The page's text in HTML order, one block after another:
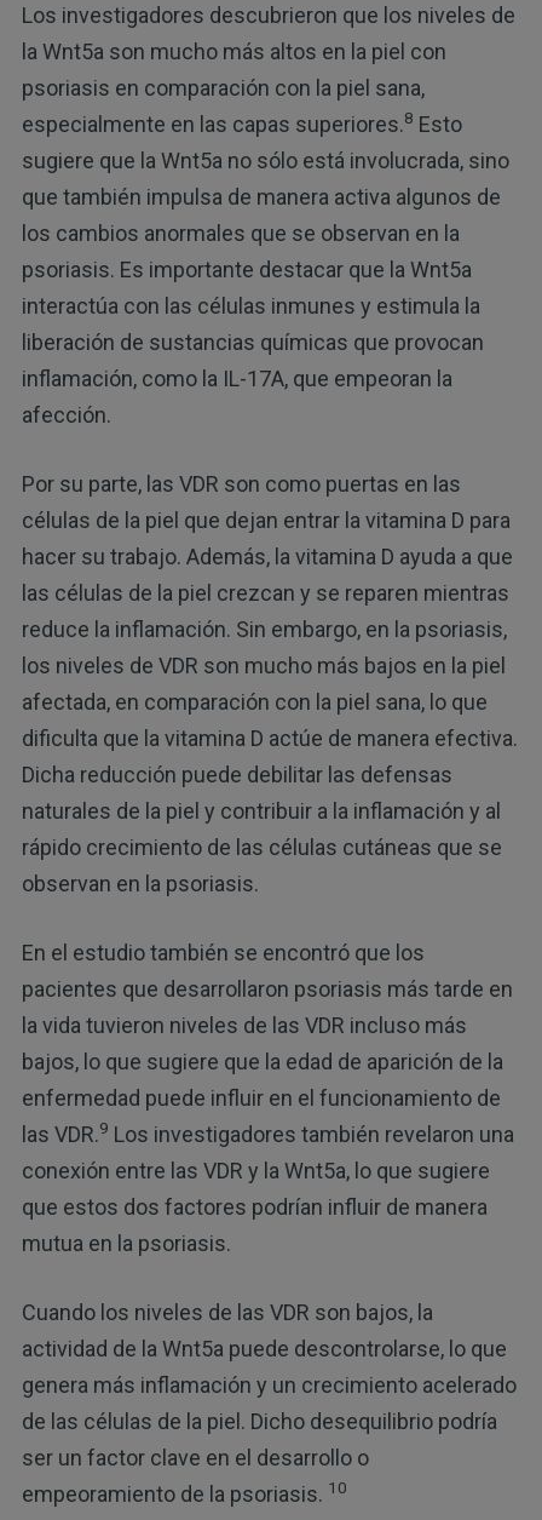
Los investigadores descubrieron que los niveles de
la Wnt5a son mucho más altos en la piel con
psoriasis en comparación con la piel sana,
especialmente en las capas superiores.8 Esto
sugiere que la Wnt5a no sólo está involucrada, sino
que también impulsa de manera activa algunos de
los cambios anormales que se observan en la
psoriasis. Es importante destacar que la Wnt5a
interactúa con las células inmunes y estimula la
liberación de sustancias químicas que provocan
inflamación, como la IL-17A, que empeoran la
afección.
Por su parte, las VDR son como puertas en las
células de la piel que dejan entrar la vitamina D para
hacer su trabajo. Además, la vitamina D ayuda a que
las células de la piel crezcan y se reparen mientras
reduce la inflamación. Sin embargo, en la psoriasis,
los niveles de VDR son mucho más bajos en la piel
afectada, en comparación con la piel sana, lo que
dificulta que la vitamina D actúe de manera efectiva.
Dicha reducción puede debilitar las defensas
naturales de la piel y contribuir a la inflamación y al
rápido crecimiento de las células cutáneas que se
observan en la psoriasis.
En el estudio también se encontró que los
pacientes que desarrollaron psoriasis más tarde en
la vida tuvieron niveles de las VDR incluso más
bajos, lo que sugiere que la edad de aparición de la
enfermedad puede influir en el funcionamiento de
las VDR.9 Los investigadores también revelaron una
conexión entre las VDR y la Wnt5a, lo que sugiere
que estos dos factores podrían influir de manera
mutua en la psoriasis.
Cuando los niveles de las VDR son bajos, la
actividad de la Wnt5a puede descontrolarse, lo que
genera más inflamación y un crecimiento acelerado
de las células de la piel. Dicho desequilibrio podría
ser un factor clave en el desarrollo o
empeoramiento de la psoriasis. 10